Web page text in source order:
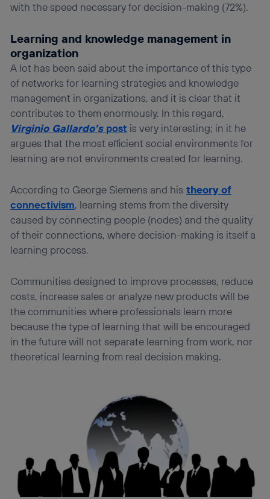
with the speed necessary for decision-making (72%).
Learning and knowledge management in
organization
A lot has been said about the importance of this type
of networks for learning strategies and knowledge
management in organizations, and it is clear that it
contributes to them enormously. In this regard,
Virginio Gallardo’s post is very interesting; in it he
argues that the most efficient social environments for
learning are not environments created for learning.
According to George Siemens and his theory of
connectivism, learning stems from the diversity
caused by connecting people (nodes) and the quality
of their connections, where decision-making is itself a
learning process.
Communities designed to improve processes, reduce
costs, increase sales or analyze new products will be
the communities where professionals learn more
because the type of learning that will be encouraged
in the future will not separate learning from work, nor
theoretical learning from real decision making.